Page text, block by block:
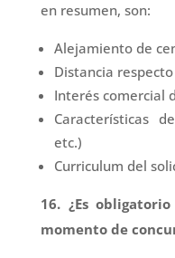
en resumen, son:
Alejamiento de
Distancia
Interés comercial
Características
etc.)
Curriculum del
16. ¿Es
momento de